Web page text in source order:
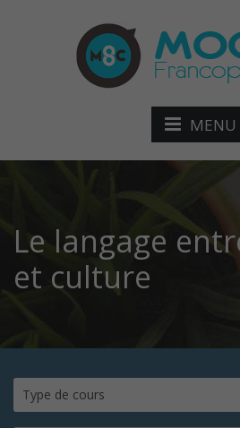
MENU
Le langage
et culture
Type de cours